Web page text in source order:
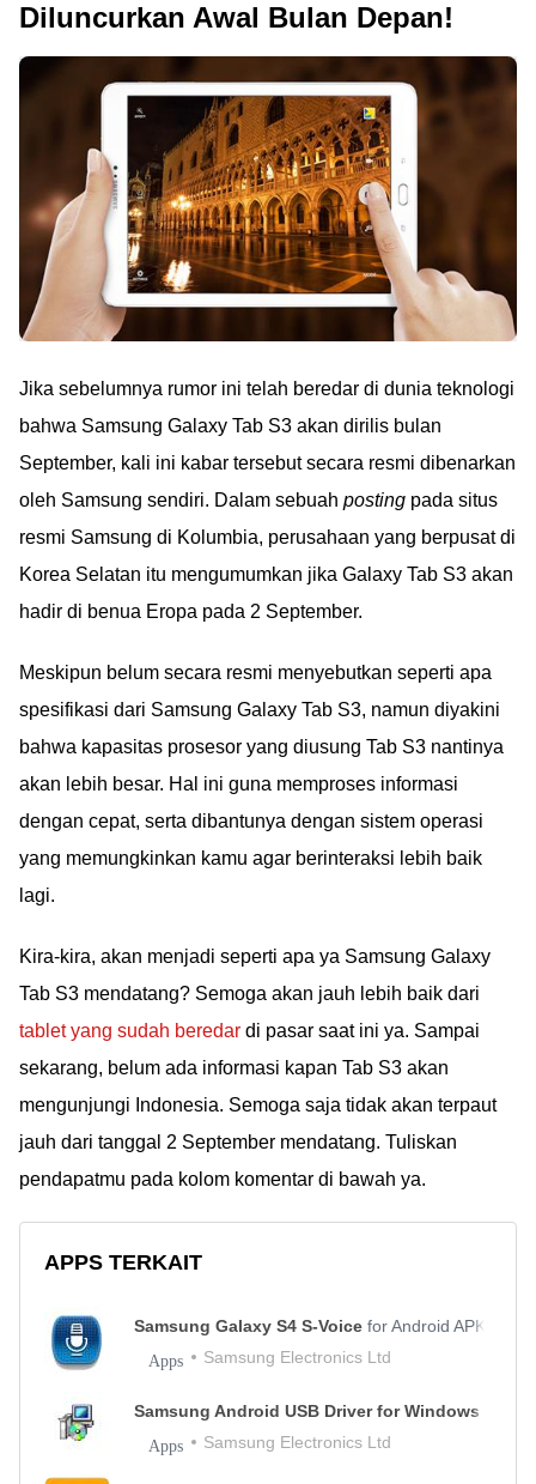
Diluncurkan Awal Bulan Depan!
Jika sebelumnya rumor ini telah beredar di dunia teknologi
bahwa Samsung Galaxy Tab S3 akan dirilis bulan
September, kali ini kabar tersebut secara resmi dibenarkan
oleh Samsung sendiri. Dalam sebuah posting pada situs
resmi Samsung di Kolumbia, perusahaan yang berpusat di
Korea Selatan itu mengumumkan jika Galaxy Tab S3 akan
hadir di benua Eropa pada 2 September.
Meskipun belum secara resmi menyebutkan seperti apa
spesifikasi dari Samsung Galaxy Tab S3, namun diyakini
bahwa kapasitas prosesor yang diusung Tab S3 nantinya
akan lebih besar. Hal ini guna memproses informasi
dengan cepat, serta dibantunya dengan sistem operasi
yang memungkinkan kamu agar berinteraksi lebih baik
lagi.
Kira-kira, akan menjadi seperti apa ya Samsung Galaxy
Tab S3 mendatang? Semoga akan jauh lebih baik dari
tablet yang sudah beredar di pasar saat ini ya. Sampai
sekarang, belum ada informasi kapan Tab S3 akan
mengunjungi Indonesia. Semoga saja tidak akan terpaut
jauh dari tanggal 2 September mendatang. Tuliskan
pendapatmu pada kolom komentar di bawah ya.
APPS TERKAIT
Samsung Galaxy S4 S-Voice for Android APK
Apps Samsung Electronics Ltd
Samsung Android USB Driver for Windows
Apps Samsung Electronics Ltd